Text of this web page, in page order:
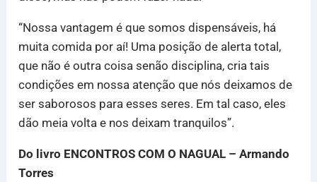
“Nossa vantagem é que somos dispensáveis, há
muita comida por aí! Uma posição de alerta total,
que não é outra coisa senão disciplina, cria tais
condições em nossa atenção que nós deixamos de
ser saborosos para esses seres. Em tal caso, eles
dão meia volta e nos deixam tranquilos”.
Do livro ENCONTROS COM O NAGUAL – Armando
Torres